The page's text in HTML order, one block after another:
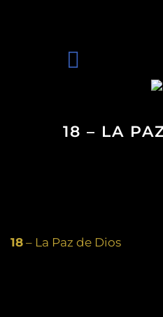
18 – LA
18 – La Paz de Dios